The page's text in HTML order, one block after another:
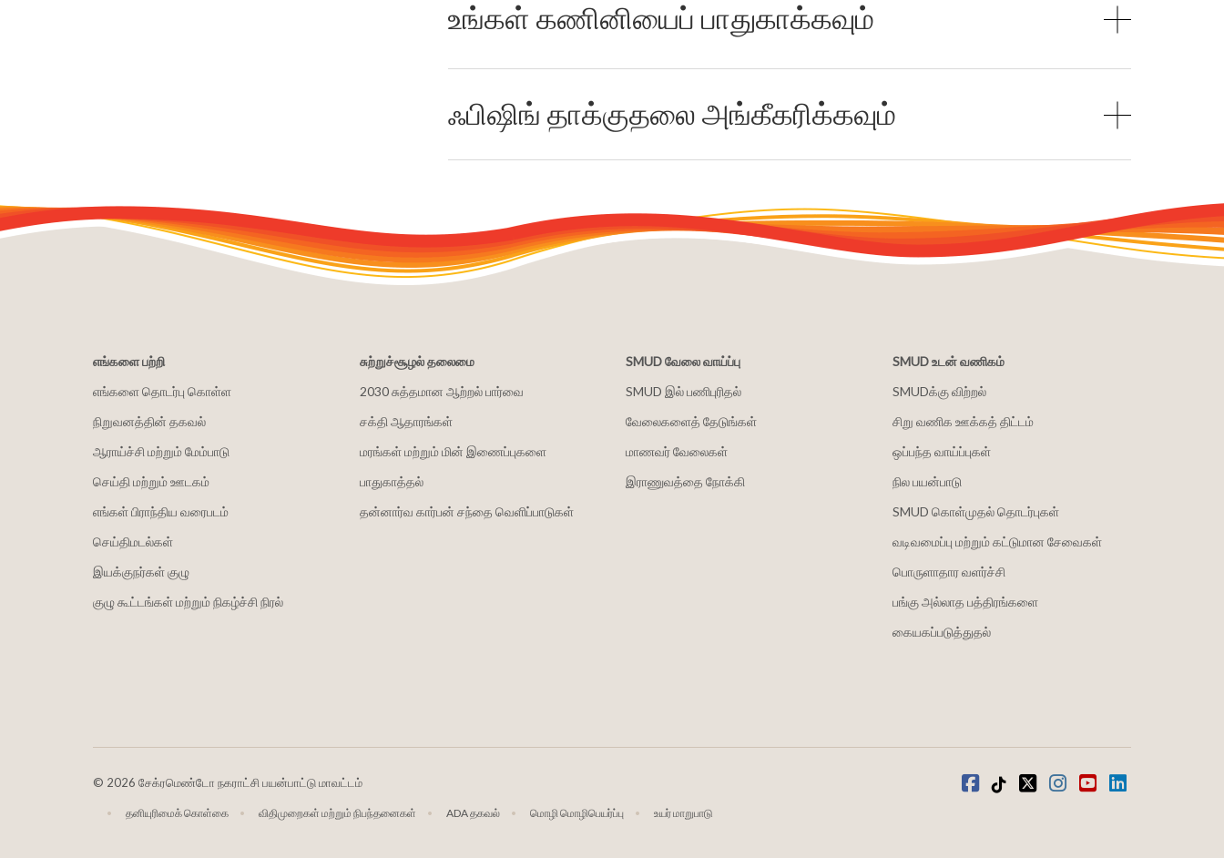
உங்கள் கணினியைப் பாதுகாக்கவும்
ஃபிஷிங் தாக்குதலை அங்கீகரிக்கவும்
எங்களை பற்றி
எங்களை தொடர்பு கொள்ள
நிறுவனத்தின் தகவல்
ஆராய்ச்சி மற்றும் மேம்பாடு
செய்தி மற்றும் ஊடகம்
எங்கள் பிராந்திய வரைபடம்
செய்திமடல்கள்
இயக்குநர்கள் குழு
குழு கூட்டங்கள் மற்றும் நிகழ்ச்சி நிரல்
சுற்றுச்சூழல் தலைமை
2030 சுத்தமான ஆற்றல் பார்வை
சக்தி ஆதாரங்கள்
மரங்கள் மற்றும் மின் இணைப்புகளை
பாதுகாத்தல்
தன்னார்வ கார்பன் சந்தை வெளிப்பாடுகள்
SMUD வேலை வாய்ப்பு
SMUD இல் பணிபுரிதல்
வேலைகளைத் தேடுங்கள்
மாணவர் வேலைகள்
இராணுவத்தை நோக்கி
SMUD உடன் வணிகம்
SMUDக்கு விற்றல்
சிறு வணிக ஊக்கத் திட்டம்
ஒப்பந்த வாய்ப்புகள்
நில பயன்பாடு
SMUD கொள்முதல் தொடர்புகள்
வடிவமைப்பு மற்றும் கட்டுமான சேவைகள்
பொருளாதார வளர்ச்சி
பங்கு அல்லாத பத்திரங்களை
கையகப்படுத்துதல்
© 2026 சேக்ரமெண்டோ நகராட்சி பயன்பாட்டு மாவட்டம்
தனியுரிமைக் கொள்கை விதிமுறைகள் மற்றும் நிபந்தனைகள் ADA தகவல் மொழி மொழிபெயர்ப்பு உயர் மாறுபாடு
முகநூல்
டிக்டோக்ட்விட்டர்Instagram
வலைஒளி
LinkedIn